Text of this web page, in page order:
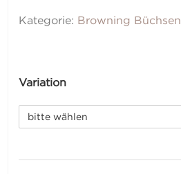
Kategorie: Browning Büchsen
Variation
bitte wählen